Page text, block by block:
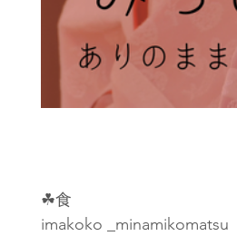
☘食
imakoko _minamikomatsu